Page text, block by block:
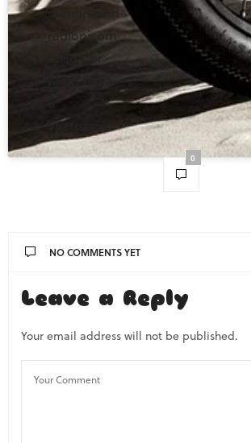
svemirskom
radionicom
Vijetnamu.
0
NO COMMENTS YET
Leave a Reply
Your email address will not be published.